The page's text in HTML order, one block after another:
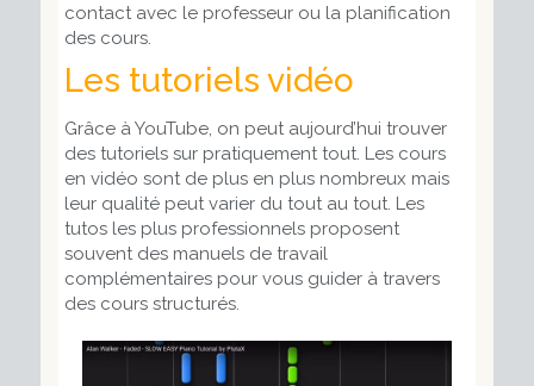
contact avec le professeur ou la planification
des cours.
Les tutoriels vidéo
Grâce à YouTube, on peut aujourd’hui trouver
des tutoriels sur pratiquement tout. Les cours
en vidéo sont de plus en plus nombreux mais
leur qualité peut varier du tout au tout. Les
tutos les plus professionnels proposent
souvent des manuels de travail
complémentaires pour vous guider à travers
des cours structurés.